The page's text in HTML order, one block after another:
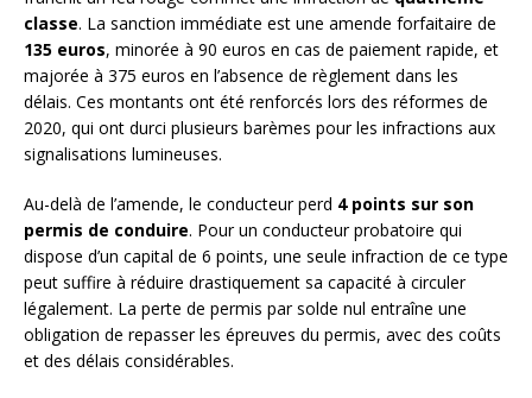
classe. La sanction immédiate est une amende forfaitaire de
135 euros, minorée à 90 euros en cas de paiement rapide, et
majorée à 375 euros en l’absence de règlement dans les
délais. Ces montants ont été renforcés lors des réformes de
2020, qui ont durci plusieurs barèmes pour les infractions aux
signalisations lumineuses.
Au-delà de l’amende, le conducteur perd 4 points sur son
permis de conduire. Pour un conducteur probatoire qui
dispose d’un capital de 6 points, une seule infraction de ce type
peut suffire à réduire drastiquement sa capacité à circuler
légalement. La perte de permis par solde nul entraîne une
obligation de repasser les épreuves du permis, avec des coûts
et des délais considérables.